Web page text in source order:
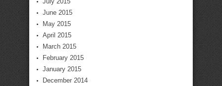
June 2015
May 2015
April 2015
March 2015
February 2015
January 2015
December 2014